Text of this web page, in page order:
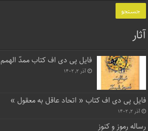
آثار
فایل پی دی اف کتاب ممدّ الهمم
آذر ۲, ۱۴۰۲
فایل پی دی اف کتاب « اتحاد عاقل به معقول »
آذر ۲, ۱۴۰۲
رساله رموز و کنوز